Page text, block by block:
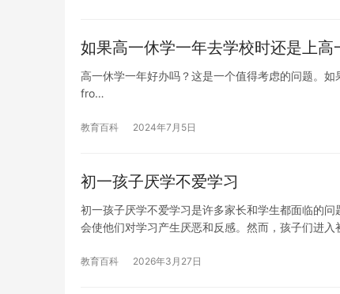
如果高一休学一年去学校时还是上
高一休学一年好办吗？这是一个值得考虑的问题。
fro…
教育百科 2024年7月5日
初一孩子厌学不爱学习
初一孩子厌学不爱学习是许多家长和学生都面临的
会使他们对学习产生厌恶和反感。然而，孩子们进
教育百科 2026年3月27日